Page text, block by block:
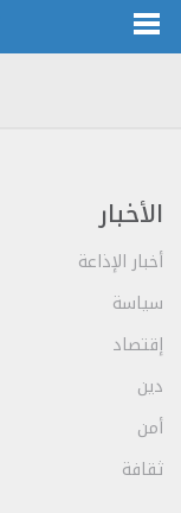
الأخبار
أخبار الإذاعة
سياسة
إقتصاد
دين
أمن
ثقافة